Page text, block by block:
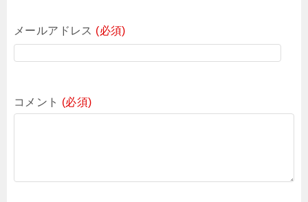
メールアドレス (必須)
コメント (必須)